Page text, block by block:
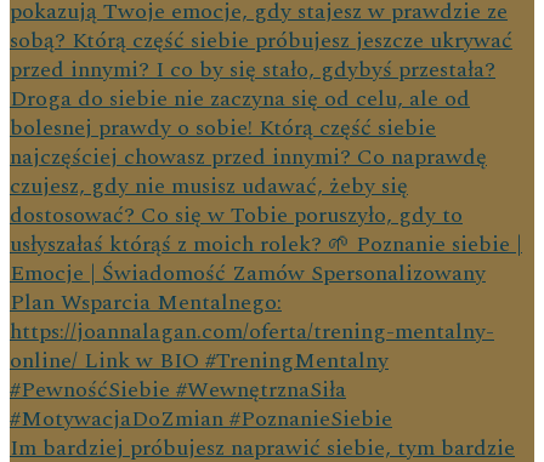
Im bardziej próbujesz naprawić siebie, tym bardzie